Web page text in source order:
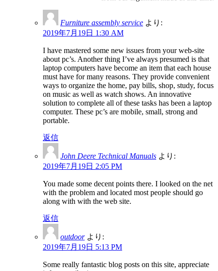
Furniture assembly service より:
2019年7月19日 1:30 AM
I have mastered some new issues from your web-site
about pc’s. Another thing I’ve always presumed is that
laptop computers have become an item that each house
must have for many reasons. They provide convenient
ways to organize the home, pay bills, shop, study, focus
on music as well as watch shows. An innovative
solution to complete all of these tasks has been a laptop
computer. These pc’s are mobile, small, strong and
portable.
返信
John Deere Technical Manuals より:
2019年7月19日 2:05 PM
You made some decent points there. I looked on the net
with the problem and located most people should go
along with with the web site.
返信
outdoor より:
2019年7月19日 5:13 PM
Some really fantastic blog posts on this site, appreciate